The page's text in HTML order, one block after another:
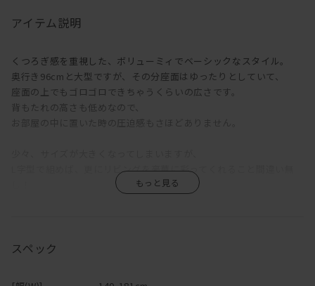
アイテム説明
くつろぎ感を重視した、ボリューミィでベーシックなスタイル。
奥行き96cmと大型ですが、その分座面はゆったりとしていて、
座面の上でもゴロゴロできちゃうくらいの広さです。
背もたれの高さも低めなので、
L字型で組めば、更にリビングを豪華に彩ってくれること間違い無
生地によってはウォッシャブル対応の生地なので、
スペック